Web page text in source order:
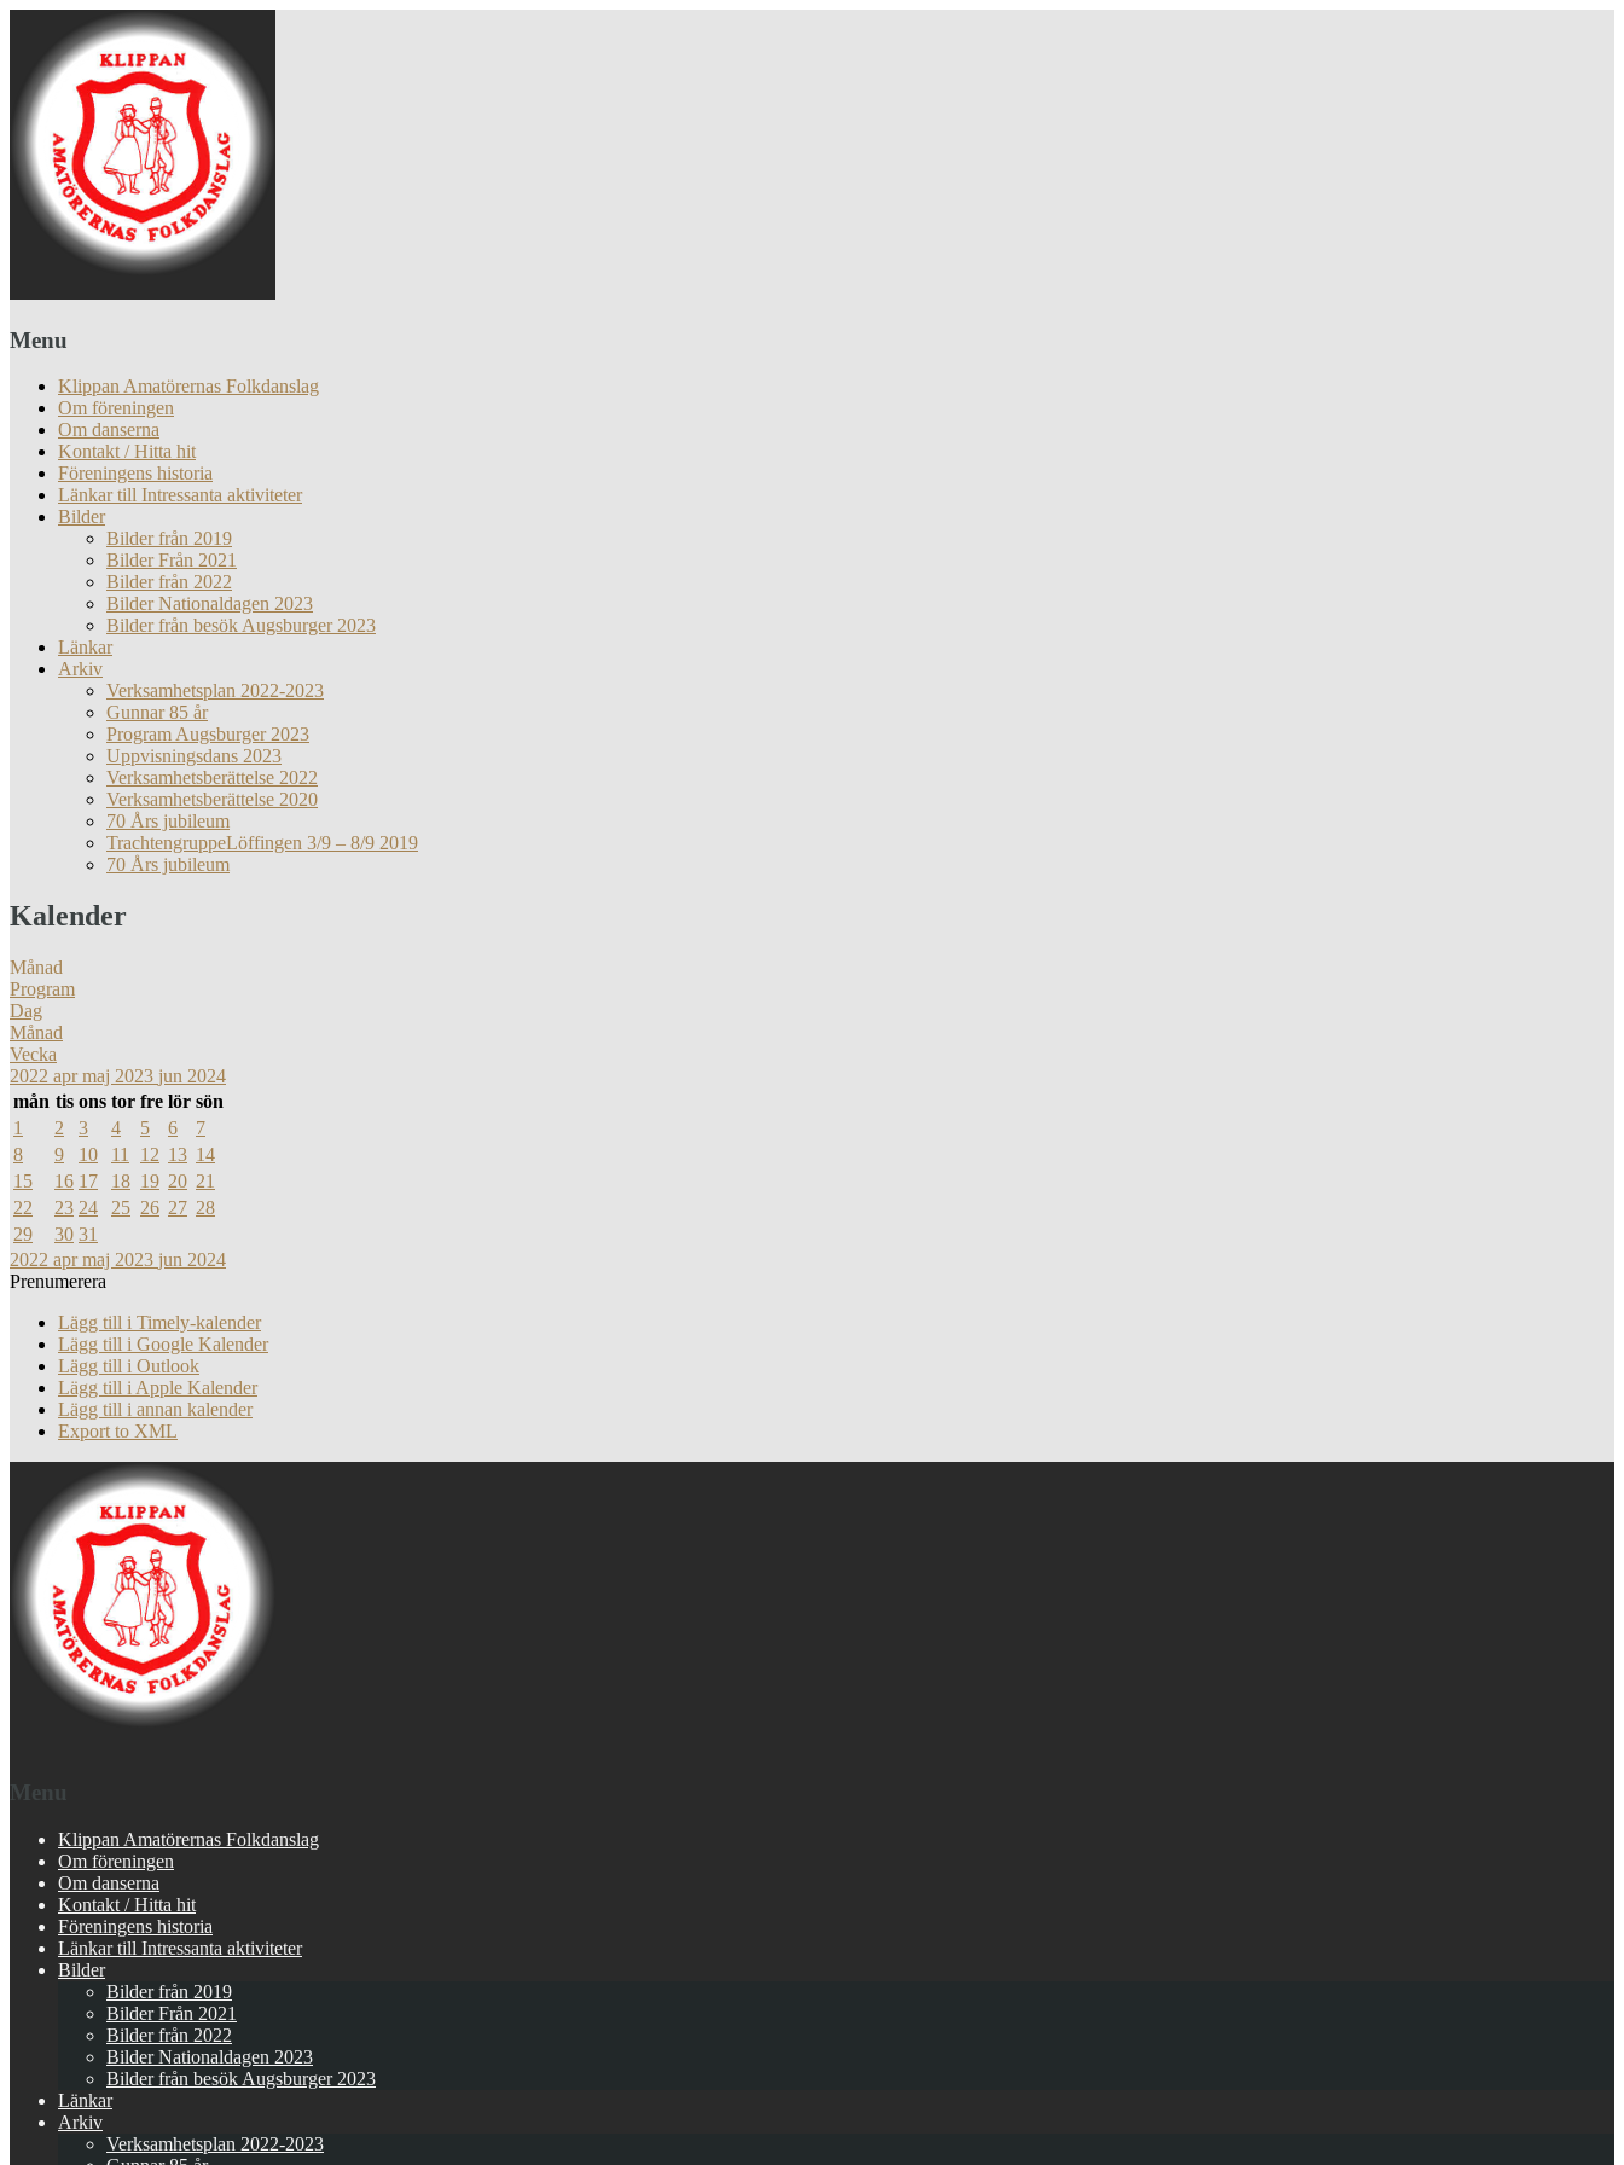
Menu
Klippan Amatörernas Folkdanslag
Om föreningen
Om danserna
Kontakt / Hitta hit
Föreningens historia
Länkar till Intressanta aktiviteter
Bilder
Bilder från 2019
Bilder Från 2021
Bilder från 2022
Bilder Nationaldagen 2023
Bilder från besök Augsburger 2023
Länkar
Arkiv
Verksamhetsplan 2022-2023
Gunnar 85 år
Program Augsburger 2023
Uppvisningsdans 2023
Verksamhetsberättelse 2022
Verksamhetsberättelse 2020
70 Års jubileum
TrachtengruppeLöffingen 3/9 – 8/9 2019
70 Års jubileum
Kalender
Månad
Program
Dag
Månad
Vecka
2022 aprmaj 2023 jun 2024
mån tis ons tor fre lör sön
1
2 3 4 5 6
7
8
9 10 11 12 13 14
15
16 17 18 19 20 21
22
23 24 25 26 27 28
29
30 31
2022 aprmaj 2023 jun 2024
Prenumerera
Lägg till i Timely-kalender
Lägg till i Google Kalender
Lägg till i Outlook
Lägg till i Apple Kalender
Lägg till i annan kalender
Export to XML
Menu
Klippan Amatörernas Folkdanslag
Om föreningen
Om danserna
Kontakt / Hitta hit
Föreningens historia
Länkar till Intressanta aktiviteter
Bilder
Bilder från 2019
Bilder Från 2021
Bilder från 2022
Bilder Nationaldagen 2023
Bilder från besök Augsburger 2023
Länkar
Arkiv
Verksamhetsplan 2022-2023